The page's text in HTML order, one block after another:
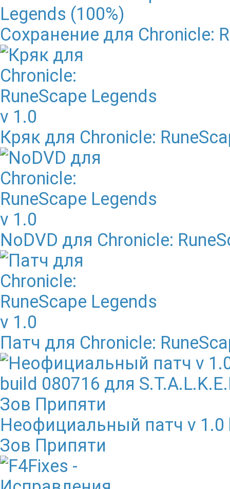
Сохранение для Chronicle:
Кряк для Chronicle:
NoDVD для Chronicle:
Патч для Chronicle:
Неофициальный патч v 1.0
Зов Припяти